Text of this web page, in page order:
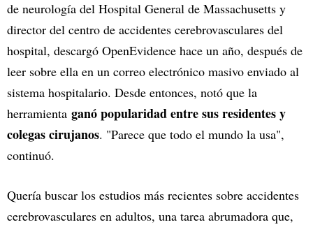
de neurología del Hospital General de Massachusetts y
director del centro de accidentes cerebrovasculares del
hospital, descargó OpenEvidence hace un año, después de
leer sobre ella en un correo electrónico masivo enviado al
sistema hospitalario. Desde entonces, notó que la
herramienta ganó popularidad entre sus residentes y
colegas cirujanos. "Parece que todo el mundo la usa",
continuó.
Quería buscar los estudios más recientes sobre accidentes
cerebrovasculares en adultos, una tarea abrumadora que,